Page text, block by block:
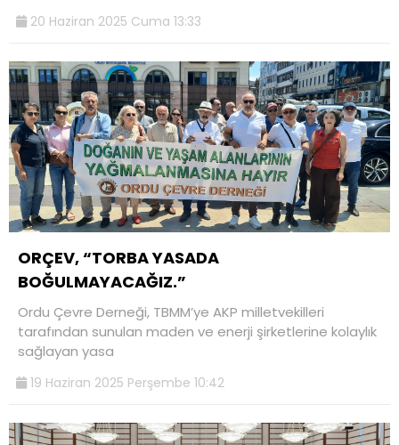
20 Haziran 2025 Cuma 13:33
ORÇEV, “TORBA YASADA
BOĞULMAYACAĞIZ.”
Ordu Çevre Derneği, TBMM’ye AKP milletvekilleri
tarafından sunulan maden ve enerji şirketlerine kolaylık
sağlayan yasa
19 Haziran 2025 Perşembe 10:42